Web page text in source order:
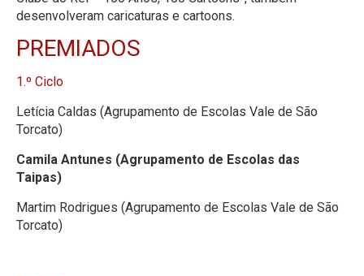
desenvolveram caricaturas e cartoons.
PREMIADOS
1.º Ciclo
Letícia Caldas (Agrupamento de Escolas Vale de São
Torcato)
Camila Antunes (Agrupamento de Escolas das
Taipas)
Martim Rodrigues (Agrupamento de Escolas Vale de São
Torcato)